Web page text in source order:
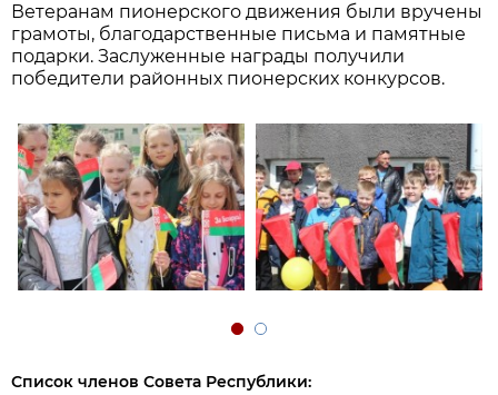
Ветеранам пионерского движения были вручены
грамоты, благодарственные письма и памятные
подарки. Заслуженные награды получили
победители районных пионерских конкурсов.
Список членов Совета Республики: